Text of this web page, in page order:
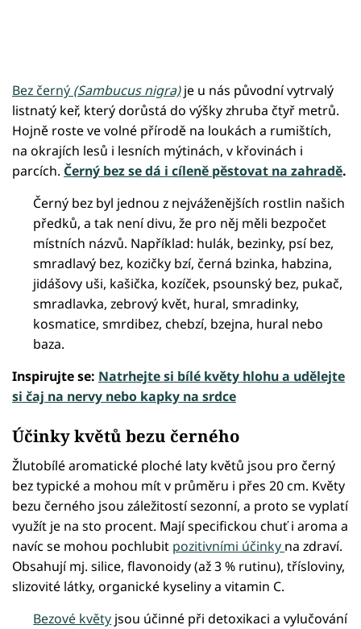
Bez černý (Sambucus nigra)je u nás původní vytrvalý
listnatý keř, který dorůstá do výšky zhruba čtyř metrů.
Hojně roste ve volné přírodě na loukách a rumištích,
na okrajích lesů i lesních mýtinách, v křovinách i
parcích. Černý bez se dá i cíleně pěstovat na zahradě.
Černý bez byl jednou z nejváženějších rostlin našich
předků, a tak není divu, že pro něj měli bezpočet
místních názvů. Například: hulák, bezinky, psí bez,
smradlavý bez, kozičky bzí, černá bzinka, habzina,
jidášovy uši, kašička, kozíček, psounský bez, pukač,
smradlavka, zebrový květ, hural, smradinky,
kosmatice, smrdibez, chebzí, bzejna, hural nebo
baza.
Inspirujte se: Natrhejte si bílé květy hlohu a udělejte
si čaj na nervy nebo kapky na srdce
Účinky květů bezu černého
Žlutobílé aromatické ploché laty květů jsou pro černý
bez typické a mohou mít v průměru i přes 20 cm. Květy
bezu černého jsou záležitostí sezonní, a proto se vyplatí
využít je na sto procent. Mají specifickou chuť i aroma a
navíc se mohou pochlubit pozitivními účinky na zdraví.
Obsahují mj. silice, flavonoidy (až 3 % rutinu), třísloviny,
slizovité látky, organické kyseliny a vitamin C.
Bezové květy jsou účinné při detoxikaci a vylučování